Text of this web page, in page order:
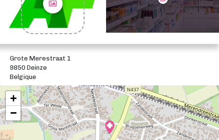
Grote Merestraat 1
9850 Deinze
Belgique
+
−